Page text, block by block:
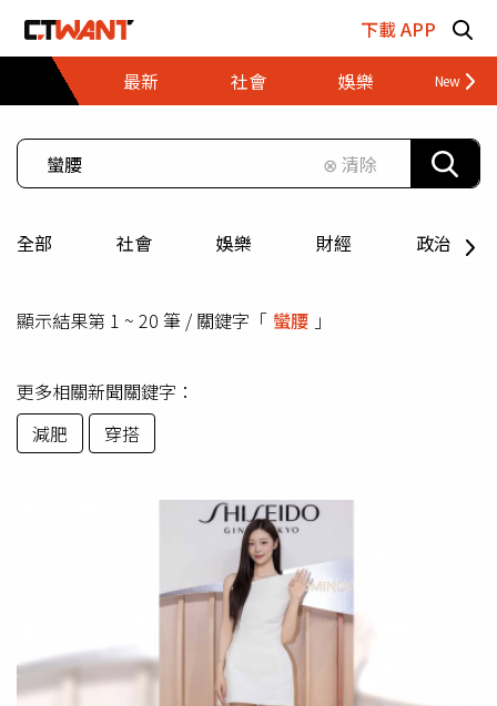
下載 APP
最新
社會 娛樂 財經
⊗ 清除
全部 社會 娛樂 財經 政治
顯示結果第 1 ~ 20 筆 / 關鍵字「 蠻腰 」
更多相關新聞關鍵字：
減肥
穿搭